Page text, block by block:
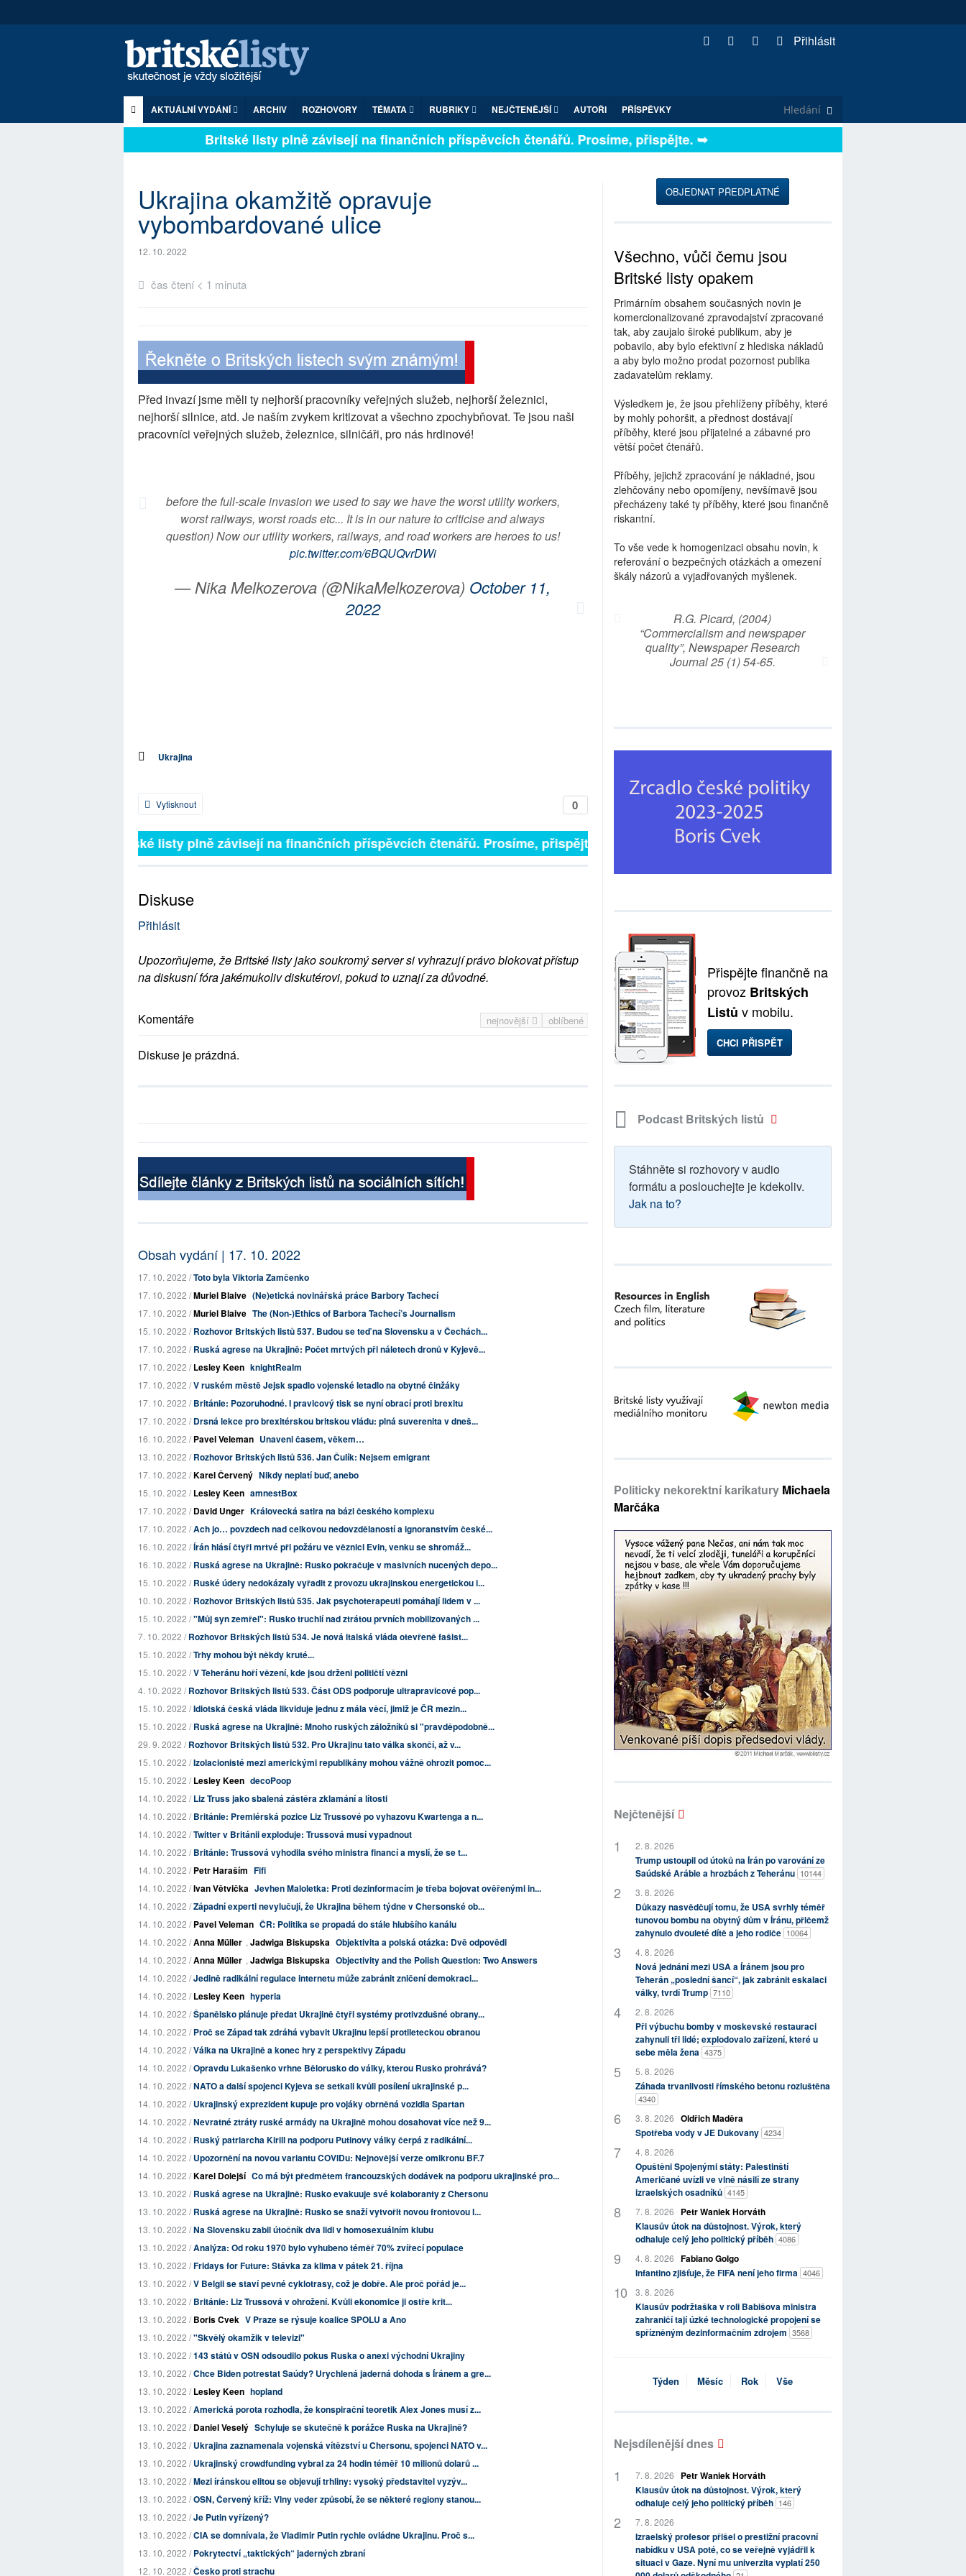
Přihlásit
AKTUÁLNÍ VYDÁNÍ ARCHIV ROZHOVORY TÉMATA RUBRIKY NEJČTENĚJŠÍ AUTOŘI PŘÍSPĚVKY
Britské listy plně závisejí na finančních příspěvcích čtenářů. Prosíme, přispějte. ➥
Ukrajina okamžitě opravuje
vybombardované ulice
12. 10. 2022
čas čtení < 1 minuta
Před invazí jsme měli ty nejhorší pracovníky veřejných služeb, nejhorší železnici,
nejhorší silnice, atd. Je naším zvykem kritizovat a všechno zpochybňovat. Te jsou naši
pracovníci veřejných služeb, železnice, silničáři, pro nás hrdinové!
before the full-scale invasion we used to say we have the worst utility workers,
worst railways, worst roads etc... It is in our nature to criticise and always
question) Now our utility workers, railways, and road workers are heroes to us!
pic.twitter.com/6BQUQvrDWi
— Nika Melkozerova (@NikaMelkozerova) October 11,
2022
Ukrajina
0
Vytisknout
Britské listy plně závisejí na finančních příspěvcích čtenářů. Prosíme, přispějte. ➥
Diskuse
Přihlásit
Upozorňujeme, že Britské listy jako soukromý server si vyhrazují právo blokovat přístup
na diskusní fóra jakémukoliv diskutérovi, pokud to uznají za důvodné.
nejnovější oblíbené
Komentáře
Diskuse je prázdná.
Obsah vydání | 17. 10. 2022
17. 10. 2022 /Toto byla Viktoria Zamčenko
17. 10. 2022 /Muriel Blaive (Ne)etická novinářská práce Barbory Tachecí
17. 10. 2022 /Muriel Blaive The (Non-)Ethics of Barbora Tachecí’s Journalism
15. 10. 2022 /Rozhovor Britských listů 537. Budou se teď na Slovensku a v Čechách...
17. 10. 2022 /Ruská agrese na Ukrajině: Počet mrtvých při náletech dronů v Kyjevě...
17. 10. 2022 /Lesley Keen knightRealm
17. 10. 2022 /V ruském městě Jejsk spadlo vojenské letadlo na obytné činžáky
17. 10. 2022 /Británie: Pozoruhodné. I pravicový tisk se nyní obrací proti brexitu
17. 10. 2022 /Drsná lekce pro brexitérskou britskou vládu: plná suverenita v dneš...
16. 10. 2022 /Pavel Veleman Unaveni časem, věkem…
13. 10. 2022 /Rozhovor Britských listů 536. Jan Čulík: Nejsem emigrant
17. 10. 2022 /Karel Červený Nikdy neplatí buď, anebo
15. 10. 2022 /Lesley Keen amnestBox
17. 10. 2022 /David Unger Královecká satira na bázi českého komplexu
17. 10. 2022 /Ach jo… povzdech nad celkovou nedovzdělaností a ignoranstvím české...
16. 10. 2022 /Írán hlásí čtyři mrtvé při požáru ve věznici Evin, venku se shromáž...
16. 10. 2022 /Ruská agrese na Ukrajině: Rusko pokračuje v masivních nucených depo...
15. 10. 2022 /Ruské údery nedokázaly vyřadit z provozu ukrajinskou energetickou i...
10. 10. 2022 /Rozhovor Britských listů 535. Jak psychoterapeuti pomáhají lidem v ...
15. 10. 2022 /"Můj syn zemřel": Rusko truchlí nad ztrátou prvních mobilizovaných ...
7. 10. 2022 /Rozhovor Britských listů 534. Je nová italská vláda otevřeně fašist...
15. 10. 2022 /Trhy mohou být někdy kruté...
15. 10. 2022 /V Teheránu hoří vězení, kde jsou drženi političtí vězni
4. 10. 2022 /Rozhovor Britských listů 533. Část ODS podporuje ultrapravicové pop...
15. 10. 2022 /Idiotská česká vláda likviduje jednu z mála věcí, jimiž je ČR mezin...
15. 10. 2022 /Ruská agrese na Ukrajině: Mnoho ruských záložníků si "pravděpodobně...
29. 9. 2022 /Rozhovor Britských listů 532. Pro Ukrajinu tato válka skončí, až v...
15. 10. 2022 /Izolacionisté mezi americkými republikány mohou vážně ohrozit pomoc...
15. 10. 2022 /Lesley Keen decoPoop
14. 10. 2022 /Liz Truss jako sbalená zástěra zklamání a lítosti
14. 10. 2022 /Británie: Premiérská pozice Liz Trussové po vyhazovu Kwartenga a n...
14. 10. 2022 /Twitter v Británii exploduje: Trussová musí vypadnout
14. 10. 2022 /Británie: Trussová vyhodila svého ministra financí a myslí, že se t...
14. 10. 2022 /Petr Haraším Fifi
14. 10. 2022 /Ivan Větvička Jevhen Maloletka: Proti dezinformacím je třeba bojovat ověřenými in...
14. 10. 2022 /Západní experti nevylučují, že Ukrajina během týdne v Chersonské ob...
14. 10. 2022 /Pavel Veleman ČR: Politika se propadá do stále hlubšího kanálu
14. 10. 2022 /Anna Müller , Jadwiga Biskupska Objektivita a polská otázka: Dvě odpovědi
14. 10. 2022 /Anna Müller , Jadwiga Biskupska Objectivity and the Polish Question: Two Answers
14. 10. 2022 /Jedině radikální regulace internetu může zabránit zničení demokraci...
14. 10. 2022 /Lesley Keen hyperia
14. 10. 2022 /Španělsko plánuje předat Ukrajině čtyři systémy protivzdušné obrany...
14. 10. 2022 /Proč se Západ tak zdráhá vybavit Ukrajinu lepší protileteckou obranou
14. 10. 2022 /Válka na Ukrajině a konec hry z perspektivy Západu
14. 10. 2022 /Opravdu Lukašenko vrhne Bělorusko do války, kterou Rusko prohrává?
14. 10. 2022 /NATO a další spojenci Kyjeva se setkali kvůli posílení ukrajinské p...
14. 10. 2022 /Ukrajinský exprezident kupuje pro vojáky obrněná vozidla Spartan
14. 10. 2022 /Nevratné ztráty ruské armády na Ukrajině mohou dosahovat více než 9...
14. 10. 2022 /Ruský patriarcha Kirill na podporu Putinovy války čerpá z radikální...
14. 10. 2022 /Upozornění na novou variantu COVIDu: Nejnovější verze omikronu BF.7
14. 10. 2022 /Karel Dolejší Co má být předmětem francouzských dodávek na podporu ukrajinské pro...
13. 10. 2022 /Ruská agrese na Ukrajině: Rusko evakuuje své kolaboranty z Chersonu
13. 10. 2022 /Ruská agrese na Ukrajině: Rusko se snaží vytvořit novou frontovou l...
13. 10. 2022 /Na Slovensku zabil útočník dva lidi v homosexuálním klubu
13. 10. 2022 /Analýza: Od roku 1970 bylo vyhubeno téměř 70% zvířecí populace
13. 10. 2022 /Fridays for Future: Stávka za klima v pátek 21. října
13. 10. 2022 /V Belgii se staví pevné cyklotrasy, což je dobře. Ale proč pořád je...
13. 10. 2022 /Británie: Liz Trussová v ohrožení. Kvůli ekonomice ji ostře krit...
13. 10. 2022 /Boris Cvek V Praze se rýsuje koalice SPOLU a Ano
13. 10. 2022 /"Skvělý okamžik v televizi"
13. 10. 2022 /143 států v OSN odsoudilo pokus Ruska o anexi východní Ukrajiny
13. 10. 2022 /Chce Biden potrestat Saúdy? Urychlená jaderná dohoda s Íránem a gre...
13. 10. 2022 /Lesley Keen hopland
13. 10. 2022 /Americká porota rozhodla, že konspirační teoretik Alex Jones musí z...
13. 10. 2022 /Daniel Veselý Schyluje se skutečně k porážce Ruska na Ukrajině?
13. 10. 2022 /Ukrajina zaznamenala vojenská vítězství u Chersonu, spojenci NATO v...
13. 10. 2022 /Ukrajinský crowdfunding vybral za 24 hodin téměř 10 milionů dolarů ...
13. 10. 2022 /Mezi íránskou elitou se objevují trhliny: vysoký představitel vyzýv...
13. 10. 2022 /OSN, Červený kříž: Vlny veder způsobí, že se některé regiony stanou...
13. 10. 2022 /Je Putin vyřízený?
13. 10. 2022 /CIA se domnívala, že Vladimir Putin rychle ovládne Ukrajinu. Proč s...
13. 10. 2022 /Pokrytectví „taktických“ jaderných zbraní
12. 10. 2022 /Česko proti strachu
OBJEDNAT PŘEDPLATNÉ
Všechno, vůči čemu jsou
Britské listy opakem
Primárním obsahem současných novin je
komercionalizované zpravodajství zpracované
tak, aby zaujalo široké publikum, aby je
pobavilo, aby bylo efektivní z hlediska nákladů
a aby bylo možno prodat pozornost publika
zadavatelům reklamy.
Výsledkem je, že jsou přehlíženy příběhy, které
by mohly pohoršit, a přednost dostávají
příběhy, které jsou přijatelné a zábavné pro
větší počet čtenářů.
Příběhy, jejichž zpracování je nákladné, jsou
zlehčovány nebo opomíjeny, nevšímavě jsou
přecházeny také ty příběhy, které jsou finančně
riskantní.
To vše vede k homogenizaci obsahu novin, k
referování o bezpečných otázkách a omezení
škály názorů a vyjadřovaných myšlenek.
R.G. Picard, (2004)
“Commercialism and newspaper
quality”, Newspaper Research
Journal 25 (1) 54-65.
Přispějte finančně na
provoz Britských
Listů v mobilu.
CHCI PŘISPĚT
Podcast Britských listů
Stáhněte si rozhovory v audio
formátu a poslouchejte je kdekoliv.
Jak na to?
Politicky nekorektní karikatury Michaela
Marčáka
Nejčtenější
2. 8. 2026
Trump ustoupil od útoků na Írán po varování ze
Saúdské Arábie a hrozbách z Teheránu 10144
3. 8. 2026
Důkazy nasvědčují tomu, že USA svrhly téměř
tunovou bombu na obytný dům v Íránu, přičemž
zahynulo dvouleté dítě a jeho rodiče 10064
4. 8. 2026
Nová jednání mezi USA a Íránem jsou pro
Teherán „poslední šancí“, jak zabránit eskalaci
války, tvrdí Trump 7110
2. 8. 2026
Při výbuchu bomby v moskevské restauraci
zahynuli tři lidé; explodovalo zařízení, které u
sebe měla žena 4375
5. 8. 2026
Záhada trvanlivosti římského betonu rozluštěna
4340
3. 8. 2026 Oldřich Maděra
Spotřeba vody v JE Dukovany 4234
4. 8. 2026
Opuštěni Spojenými státy: Palestinští
Američané uvízli ve vlně násilí ze strany
izraelských osadníků 4145
7. 8. 2026
Petr Waniek Horváth
Klausův útok na důstojnost. Výrok, který
odhaluje celý jeho politický příběh 4086
4. 8. 2026 Fabiano Golgo
Infantino zjišťuje, že FIFA není jeho firma 4046
3. 8. 2026
Klausův podržtaška v roli Babišova ministra
zahraničí tají úzké technologické propojení se
spřízněným dezinformačním zdrojem 3568
Týden Měsíc Rok Vše
Nejsdílenější dnes
7. 8. 2026
Petr Waniek Horváth
Klausův útok na důstojnost. Výrok, který
odhaluje celý jeho politický příběh 146
7. 8. 2026
Izraelský profesor přišel o prestižní pracovní
nabídku v USA poté, co se veřejně vyjádřil k
situaci v Gaze. Nyní mu univerzita vyplatí 250